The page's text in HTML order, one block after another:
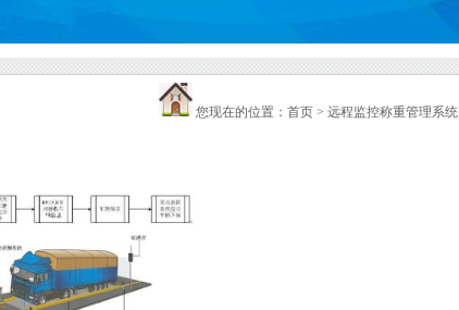
您现在的位置：首页 > 远程监控称重管理系统